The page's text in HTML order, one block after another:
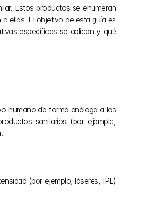
Estos productos se enumeran
ellos. El objetivo de esta guía es
específicas se aplican y qué
humano de forma análoga a los
sanitarios (por ejemplo,
(por ejemplo, láseres, IPL)